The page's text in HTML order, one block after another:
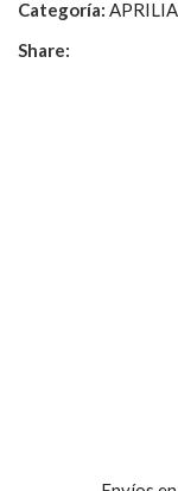
Categoría: APRILIA
Share: